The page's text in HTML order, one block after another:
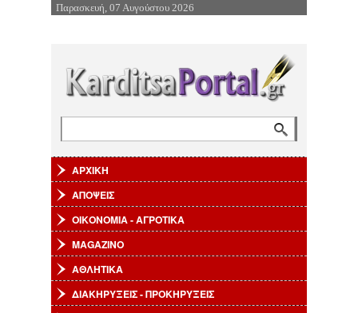
Επιστροφή στην Πλοήγηση
Παρασκευή, 07 Αυγούστου 2026
ΑΡΧΙΚΗ
ΑΠΟΨΕΙΣ
ΟΙΚΟΝΟΜΙΑ - ΑΓΡΟΤΙΚΑ
MAGAZINO
ΑΘΛΗΤΙΚΑ
ΔΙΑΚΗΡΥΞΕΙΣ - ΠΡΟΚΗΡΥΞΕΙΣ